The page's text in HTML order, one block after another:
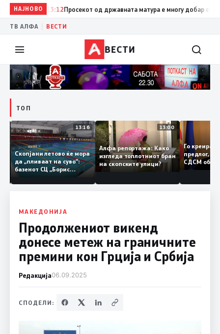
НАЈНОВО13:12Просекот од државната матура е многу добар со
ТВ АЛФА ВЕСТИ
ВЕСТИ
ТОП
13:16
Скопјани летово ќе мора
да „пливаат на суво“:
базенот СЦ „Борис
Трајковски“ е затворен
по штетите од
13:00
Алфа репортажа: Како
изгледа топлотниот бран
на скопските улици?
Го
предлог,
СДСМ
Владата
МАКЕДОНИЈА
Продолжениот викенд
донесе метеж на граничните
премини кон Грција и Србија
Редакција06.09.2025
СПОДЕЛИ: